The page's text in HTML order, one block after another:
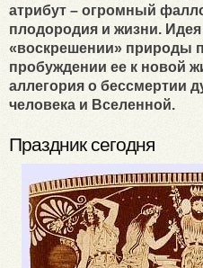
атрибут – огромный
плодородия и жизни.
«воскрешении» природы
пробуждении ее к новой
аллегория о бессмертии
человека и Вселенной.
Праздник сегодня